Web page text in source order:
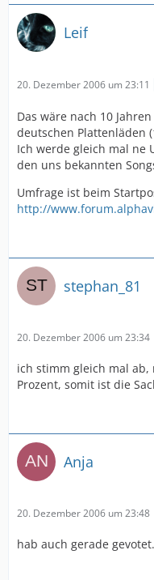
Leif
20. Dezember 2006 um 23:11
Das wäre nach 10
deutschen Plattenläden
Ich werde gleich mal ne
den uns bekannten
Umfrage ist beim
http://
stephan_81
20. Dezember 2006 um 23:34
ich stimm gleich mal
Prozent, somit ist die
Anja
20. Dezember 2006 um 23:48
hab auch gerade